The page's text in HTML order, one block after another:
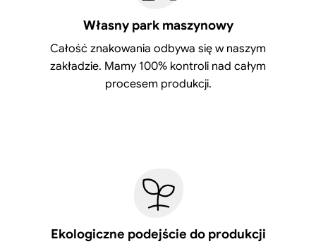
Własny park maszynowy
Całość znakowania odbywa się w naszym
zakładzie. Mamy 100% kontroli nad całym
procesem produkcji.
Ekologiczne podejście do produkcji